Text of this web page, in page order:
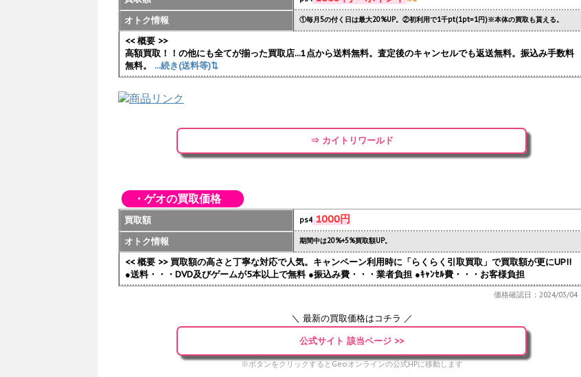
オトク情報 ①毎月5の付く日は最大20%UP。②初利用で1千pt(1pt=1円)※本体の買取も貰える。
<< 概要 >>
高額買取！！の他にも全てが揃った買取店...1点から送料無料。査定後のキャンセルでも返送無料。振込み手数料
無料。
...続き(送料等)⇅
⇒ カイトリワールド
・ゲオの買取価格
買取額 ps41000円
オトク情報 期間中は20%+5%買取額UP。
<< 概要 >> 買取額の高さと丁寧な対応で人気。キャンペーン利用時に「らくらく引取買取」で買取額が更にUP!!
●送料・・・DVD及びゲームが5本以上で無料 ●振込み費・・・業者負担 ●ｷｬﾝｾﾙ費・・・お客様負担
価格確認日：2024/03/04
＼ 最新の買取価格はコチラ ／
公式サイト 該当ページ >>
※ボタンをクリックするとGeoオンラインの公式HPに移動します